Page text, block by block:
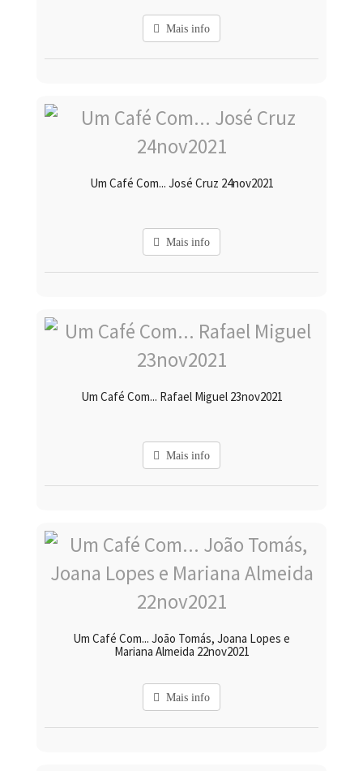
Mais info
Um Café Com... José Cruz 24nov2021
Mais info
Um Café Com... Rafael Miguel 23nov2021
Mais info
Um Café Com... João Tomás, Joana Lopes e
Mariana Almeida 22nov2021
Mais info